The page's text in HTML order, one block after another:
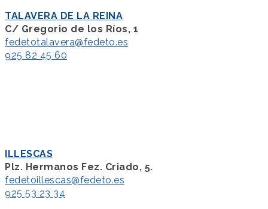
TALAVERA DE LA REINA
C/ Gregorio de los Ríos, 1
fedetotalavera@fedeto.es
925 82 45 60
ILLESCAS
Plz. Hermanos Fez. Criado, 5.
fedetoillescas@fedeto.es
925 53 23 34